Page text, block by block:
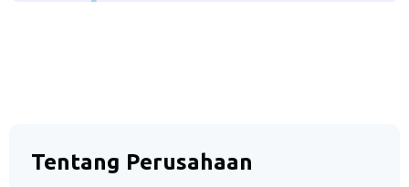
Tentang Perusahaan